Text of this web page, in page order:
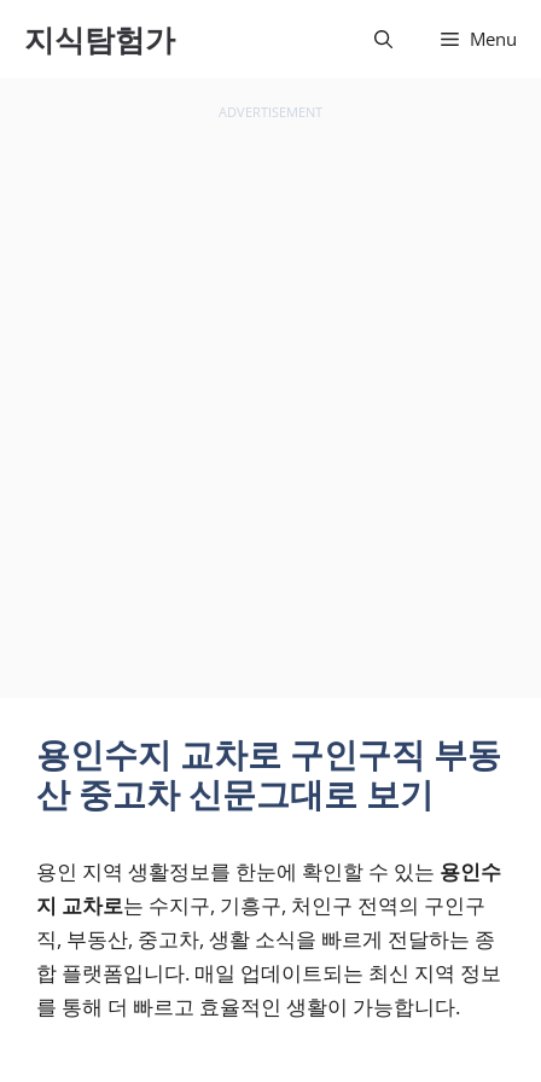
로 건지식탐험가 Menu
ADVERTISEMENT
용인수지 교차로 구인구직 부동
산 중고차 신문그대로 보기
용인 지역 생활정보를 한눈에 확인할 수 있는 용인수
지 교차로는 수지구, 기흥구, 처인구 전역의 구인구
직, 부동산, 중고차, 생활 소식을 빠르게 전달하는 종
합 플랫폼입니다. 매일 업데이트되는 최신 지역 정보
를 통해 더 빠르고 효율적인 생활이 가능합니다.